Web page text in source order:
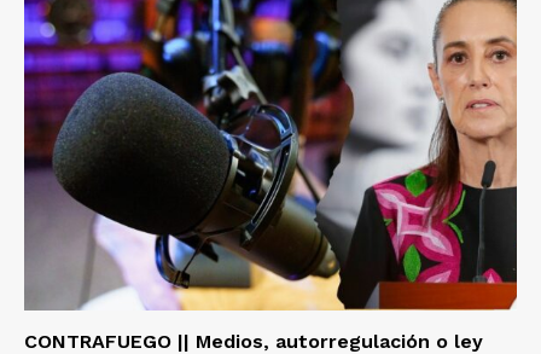
CONTRAFUEGO || Medios, autorregulación o ley